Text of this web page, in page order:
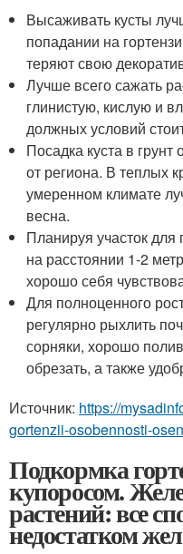
Высаживать кусты
попадании на
теряют свою
Лучше всего сажать
глинистую, кислую и
должных условий
Посадка куста в
от региона. В теплых
умеренном климате
весна.
Планируя участок для
на расстоянии 1-2
хорошо себя
Для полноценного
регулярно рыхлить
сорняки, хорошо
обрезать, а также
Источник: https://
gortenzii-osobennosti-
Подкормка
купоросом.
растений: все
недостатком